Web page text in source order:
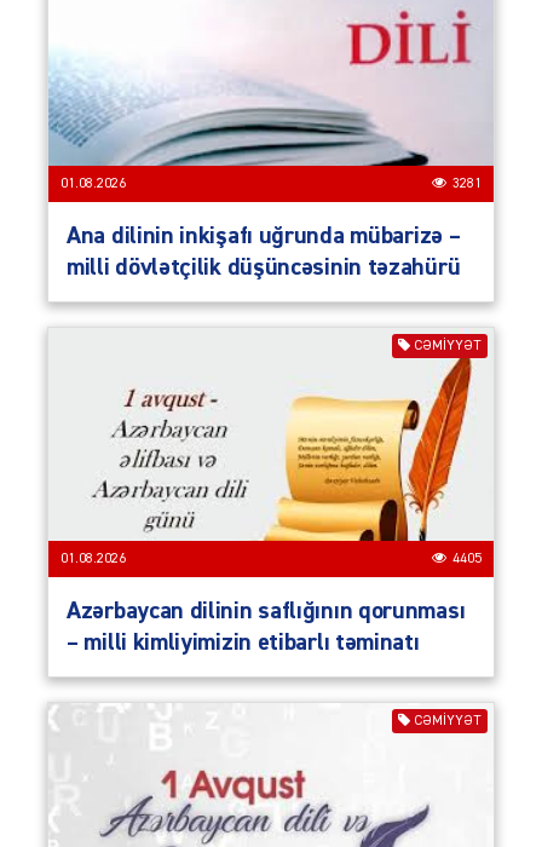
01.08.2026 3281
Ana dilinin inkişafı uğrunda mübarizə –
milli dövlətçilik düşüncəsinin təzahürü
CƏMIYYƏT
01.08.2026 4405
Azərbaycan dilinin saflığının qorunması
– milli kimliyimizin etibarlı təminatı
CƏMIYYƏT